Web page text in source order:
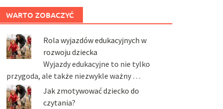
WARTO ZOBACZYĆ
Rola wyjazdów edukacyjnych w
rozwoju dziecka
Wyjazdy edukacyjne to nie tylko
przygoda, ale także niezwykle ważny …
Jak zmotywować dziecko do
czytania?